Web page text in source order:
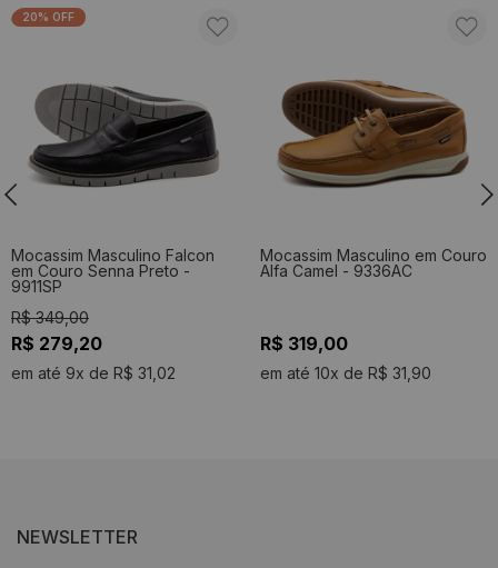
20% OFF
Mocassim Masculino Falcon
em Couro Senna Preto -
9911SP
R$ 349,00
R$ 279,20
em até 9x de R$ 31,02
Mocassim Masculino em Couro
Alfa Camel - 9336AC
R$ 319,00
em até 10x de R$ 31,90
NEWSLETTER